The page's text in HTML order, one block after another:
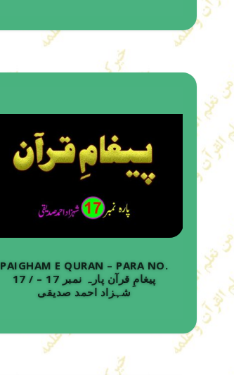
PAIGHAM E QURAN – PARA NO.
17 / پیغامِ قرآن پارہ نمبر 17 –
شہزاد احمد صدیقی